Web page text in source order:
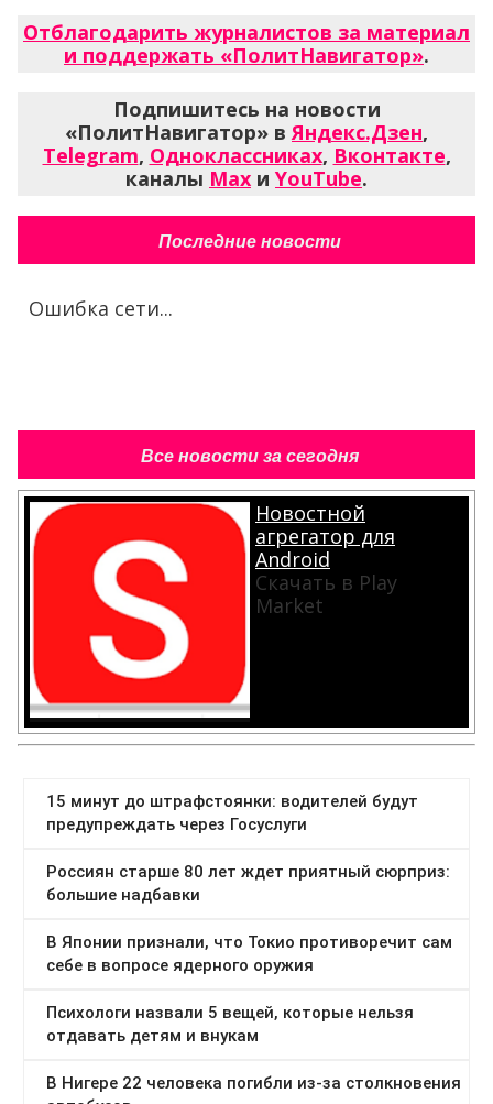
Отблагодарить журналистов за материал
и поддержать «ПолитНавигатор».
Подпишитесь на новости
«ПолитНавигатор» вЯндекс.Дзен,
Telegram, Одноклассниках, Вконтакте,
каналы Max и YouTube.
Последние новости
Ошибка сети...
Все новости за сегодня
Новостной
агрегатор для
Android
Скачать в Play
Market